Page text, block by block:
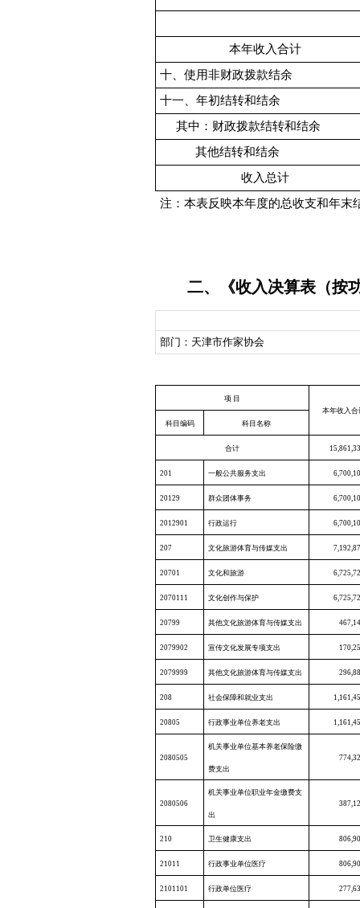
本年收入合计
十、使用非财政拨款结余
十一、年初结转和结余
其中：财政拨款结转和结余
其他结转和结余
收入总计
注：本表反映本年度的总收支和年末
二、《收入决算表（按
部门：天津市作家协会
项 目
本年收入合
科目编码
科目名称
合计
201 一般公共服务支出
20129 群众团体事务
2012901 行政运行
207 文化旅游体育与传媒支出
20701 文化和旅游
2070111 文化创作与保护
20799 其他文化旅游体育与传媒支出
2079902 宣传文化发展专项支出
2079999 其他文化旅游体育与传媒支出
208 社会保障和就业支出
20805 行政事业单位养老支出
2080505
机关事业单位基本养老保险缴
费支出
2080506
机关事业单位职业年金缴费支
出
210 卫生健康支出
21011 行政事业单位医疗
2101101 行政单位医疗